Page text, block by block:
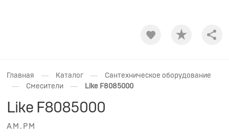
Главная — Каталог — Сантехническое оборудование
— Смесители — Like F8085000
Like F8085000
AM.PM